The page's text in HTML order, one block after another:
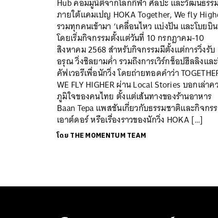
ภายใต้แคมเปญ HOKA Together, We fly
รวมทุกคนเข้ามา ‘เคลื่อนไหว แบ่งปัน และโบยบิน
โดยเริ่มกิจกรรมตั้งแต่วันที่ 10 กรกฎาคม-10
สิงหาคม 2568 สำหรับกิจกรรมมีตั้งแต่การวิ่งรับ
อรุณ วิ่งชิลยามค่ำ รวมถึงการเวิร์กช็อปฮีลลิงแล
คัฟเวอรีเพื่อนักวิ่ง โดยถ่ายทอดคำว่า
WE FLY HIGHER ผ่าน Local Stories บอกเล่าค
ภูมิใจของคนไทย ตั้งแต่เส้นทางของร้านอาหาร
Baan Tepa แพสชันเกี่ยวกับธรรมชาติและกิจกร
เอาต์ดอร์ หรือเรื่องราวของนักวิ่ง HOKA […]
โดย THE MOMENTUM TEAM